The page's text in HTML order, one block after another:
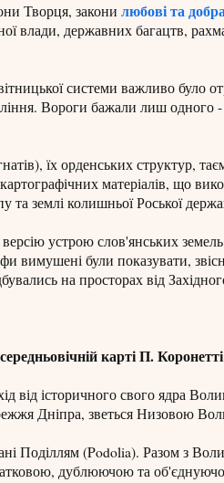
Творця, закони любові та
влади, державних багацтв,
системи важливо було
Вороги бажали лиш одного
їх орденських структур,
матеріалів, що
та землі колишньої Роської
устрою слов'янських
вимушені були показувати,
на просторах від
карті П. Коронетті
від історичного свого ядра
Дніпра, зветься Низовою
Поділлям (Podolia). Разом з
дублюючою та